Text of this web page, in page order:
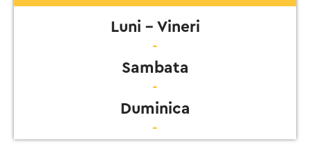
Luni - Vineri
-
Sambata
-
Duminica
-